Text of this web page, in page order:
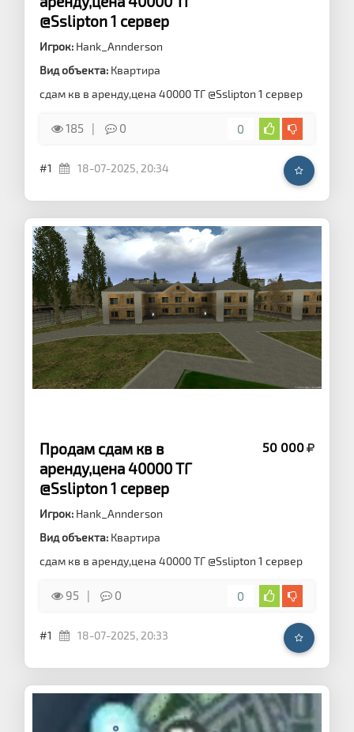
@Sslipton 1 сервер
Игрок: Hank_Annderson
Вид объекта: Квартира
сдам кв в аренду,цена 40000 ТГ @Sslipton 1 сервер
185 0 0
#1 18-07-2025, 20:34
Продам сдам кв в
аренду,цена 40000 ТГ
@Sslipton 1 сервер
50 000
Игрок: Hank_Annderson
Вид объекта: Квартира
сдам кв в аренду,цена 40000 ТГ @Sslipton 1 сервер
95 0 0
#1 18-07-2025, 20:33